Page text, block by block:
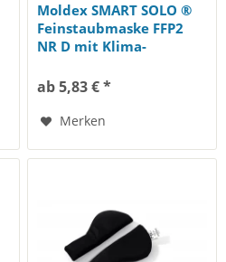
Moldex SMART SOLO ®
Feinstaubmaske FFP2
NR D mit Klima-
ab 5,83 € *
Merken